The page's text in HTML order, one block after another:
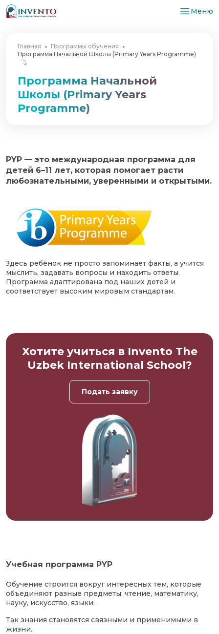
Меню
Главная
Программы обучения
Программа Начальной Школы (Primary Years Programme)
Программа Начальной
Школы (Primary Years
Programme)
PYP — это международная программа для
детей 6–11 лет, которая помогает расти
любознательными, уверенными и открытыми.
Здесь ребёнок не просто запоминает факты, а учится
мыслить, задавать вопросы и находить ответы.
Программа адаптирована под наших детей и
соответствует высоким мировым стандартам.
Хотите учиться в Invento The
Uzbek International School?
Подать заявку
Учебная программа PYP
Обучение строится вокруг интересных тем, которые
объединяют разные предметы: чтение, математику,
науку, искусство, языки.
Так знания становятся связными и применимыми в
жизни.